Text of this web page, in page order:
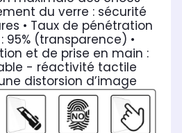
du verre : sécurité
• Taux de pénétration
95% (transparence) •
et de prise en main :
- réactivité tactile
distorsion d’image